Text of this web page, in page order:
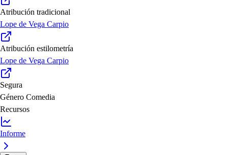
Atribución tradicional
Lope de Vega Carpio
Atribución estilometría
Lope de Vega Carpio
Segura
Género Comedia
Recursos
Informe